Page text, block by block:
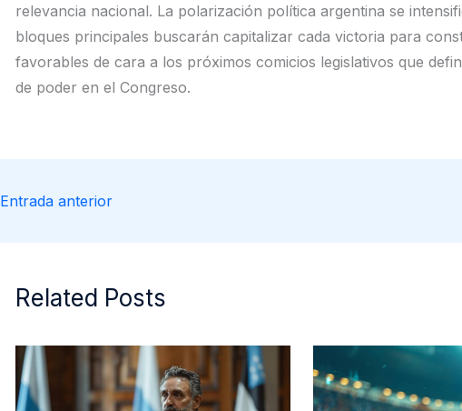
relevancia nacional. La polarización política argentina se
bloques principales buscarán capitalizar cada victoria para
favorables de cara a los próximos comicios legislativos que
de poder en el Congreso.
Entrada anterior
Related Posts